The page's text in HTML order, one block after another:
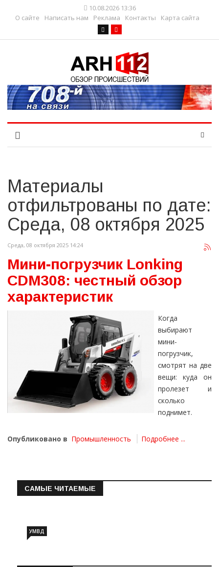
10.08.2026 13:36
О сайте
Написать нам Реклама Контакты Карта сайта
Материалы
отфильтрованы по дате:
Среда, 08 октября 2025
Среда, 08 октября 2025 14:24
Мини-погрузчик Lonking
CDM308: честный обзор
характеристик
Когда
выбирают
мини-
погрузчик,
смотрят на две
вещи: куда он
пролезет и
сколько
поднимет.
Опубликовано в Промышленность Подробнее ...
САМЫЕ ЧИТАЕМЫЕ
УМВД